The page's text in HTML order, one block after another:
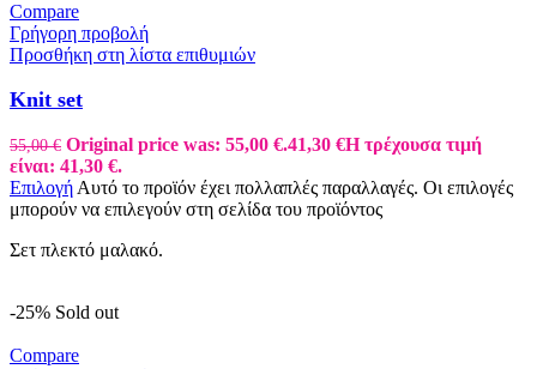
Compare
Γρήγορη προβολή
Προσθήκη στη λίστα επιθυμιών
Knit set
55,00€ Original price was: 55,00 €.41,30 €Η τρέχουσα τιμή
είναι: 41,30 €.
Επιλογή Αυτό το προϊόν έχει πολλαπλές παραλλαγές. Οι επιλογές
μπορούν να επιλεγούν στη σελίδα του προϊόντος
Σετ πλεκτό μαλακό.
-25% Sold out
Compare